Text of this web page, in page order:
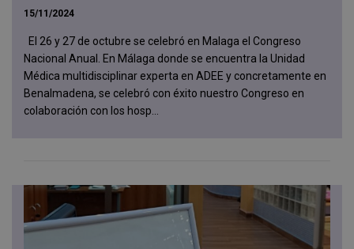
15/11/2024
El 26 y 27 de octubre se celebró en Malaga el Congreso
Nacional Anual. En Málaga donde se encuentra la Unidad
Médica multidisciplinar experta en ADEE y concretamente en
Benalmadena, se celebró con éxito nuestro Congreso en
colaboración con los hosp...